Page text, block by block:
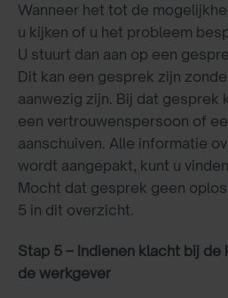
Wanneer het tot de
u kijken of u het probleem
U stuurt dan aan op een
Dit kan een gesprek zijn
aanwezig zijn. Bij dat gesprek
een vertrouwenspersoon of
aanschuiven. Alle informatie
wordt aangepakt, kunt u
Mocht dat gesprek geen
5 in dit overzicht.
Stap 5 – Indienen klacht bij
de werkgever